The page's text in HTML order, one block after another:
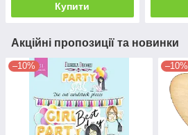
Купити
Акційні пропозиції та новинки
–10% –10%